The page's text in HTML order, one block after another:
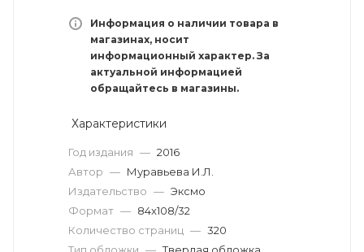
Информация о наличии товара в
магазинах, носит
информационный характер. За
актуальной информацией
обращайтесь в магазины.
Характеристики
Год издания — 2016
Автор — Муравьева И.Л.
Издательство — Эксмо
Формат — 84x108/32
Количество страниц — 320
Тип обложки — Твердая обложка